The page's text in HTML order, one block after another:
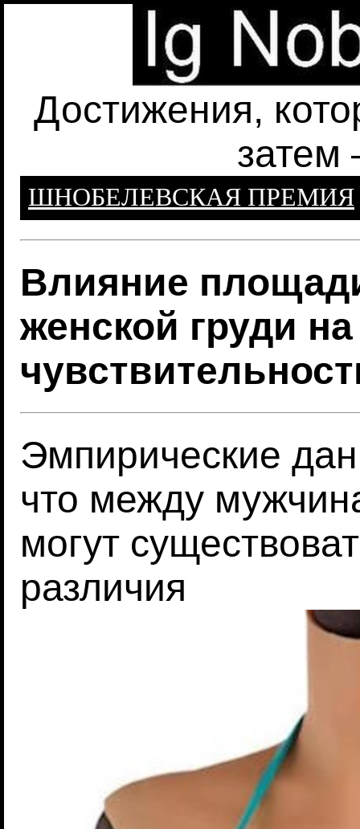
Достижения,
затем
ШНОБЕЛЕВСКАЯ ПРЕМИЯ
Влияние
женской груди
Эмпирические
что между
могут
различия